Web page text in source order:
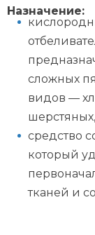
Назначение:
сложных
видов —
средство
который
тканей и